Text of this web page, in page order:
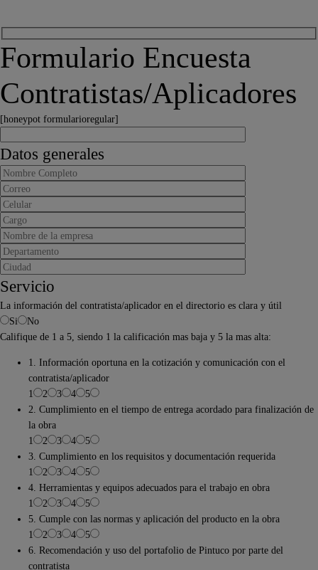
Formulario Encuesta
Contratistas/Aplicadores
[honeypot formularioregular]
Datos generales
Servicio
La información del contratista/aplicador en el directorio es clara y útil
Si
No
Califique de 1 a 5, siendo 1 la calificación mas baja y 5 la mas alta:
1. Información oportuna en la cotización y comunicación con el
contratista/aplicador
1
2 3 4
5
2. Cumplimiento en el tiempo de entrega acordado para finalización de
la obra
1
2 3 4
5
3. Cumplimiento en los requisitos y documentación requerida
1
2 3 4
5
4. Herramientas y equipos adecuados para el trabajo en obra
1
2 3 4
5
5. Cumple con las normas y aplicación del producto en la obra
1
2 3 4
5
6. Recomendación y uso del portafolio de Pintuco por parte del
contratista